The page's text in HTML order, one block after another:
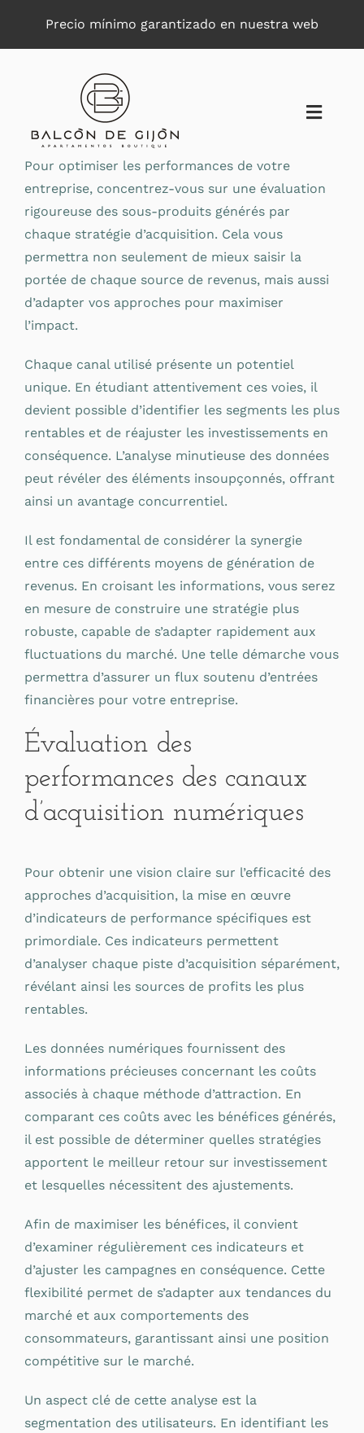
Precio mínimo garantizado en nuestra web
Toggle
Pour optimiser les performances de votre
entreprise, concentrez-vous sur une évaluation
rigoureuse des sous-produits générés par
chaque stratégie d’acquisition. Cela vous
permettra non seulement de mieux saisir la
portée de chaque source de revenus, mais aussi
d’adapter vos approches pour maximiser
l’impact.
Chaque canal utilisé présente un potentiel
unique. En étudiant attentivement ces voies, il
devient possible d’identifier les segments les plus
rentables et de réajuster les investissements en
conséquence. L’analyse minutieuse des données
peut révéler des éléments insoupçonnés, offrant
ainsi un avantage concurrentiel.
Il est fondamental de considérer la synergie
entre ces différents moyens de génération de
revenus. En croisant les informations, vous serez
en mesure de construire une stratégie plus
robuste, capable de s’adapter rapidement aux
fluctuations du marché. Une telle démarche vous
permettra d’assurer un flux soutenu d’entrées
financières pour votre entreprise.
Évaluation des
performances des canaux
d’acquisition numériques
Pour obtenir une vision claire sur l’efficacité des
approches d’acquisition, la mise en œuvre
d’indicateurs de performance spécifiques est
primordiale. Ces indicateurs permettent
d’analyser chaque piste d’acquisition séparément,
révélant ainsi les sources de profits les plus
rentables.
Les données numériques fournissent des
informations précieuses concernant les coûts
associés à chaque méthode d’attraction. En
comparant ces coûts avec les bénéfices générés,
il est possible de déterminer quelles stratégies
apportent le meilleur retour sur investissement
et lesquelles nécessitent des ajustements.
Afin de maximiser les bénéfices, il convient
d’examiner régulièrement ces indicateurs et
d’ajuster les campagnes en conséquence. Cette
flexibilité permet de s’adapter aux tendances du
marché et aux comportements des
consommateurs, garantissant ainsi une position
compétitive sur le marché.
Un aspect clé de cette analyse est la
segmentation des utilisateurs. En identifiant les